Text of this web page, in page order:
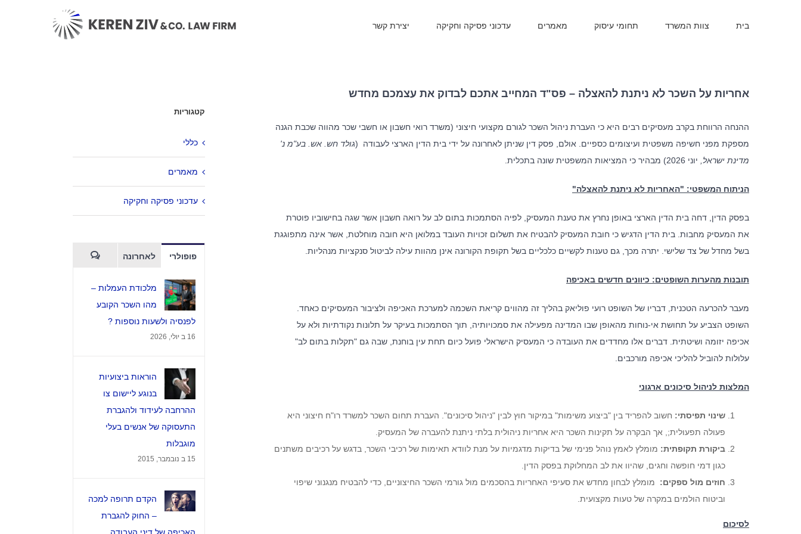
בית צוות המשרד תחומי עיסוק מאמרים עדכוני פסיקה וחקיקה יצירת קשר
אחריות על השכר לא ניתנת להאצלה – פס"ד המחייב אתכם לבדוק את עצמכם מחדש
ההנחה הרווחת בקרב מעסיקים רבים היא כי העברת ניהול השכר לגורם מקצועי חיצוני (משרד רואי חשבון או חשבי שכר מהווה שכבת הגנה
מספקת מפני חשיפה משפטית ועיצומים כספיים. אולם, פסק דין שניתן לאחרונה על ידי בית הדין הארצי לעבודה (גולד חש. אש. בע"מ נ'
מדינת ישראל,
יוני 2026) מבהיר כי המציאות המשפטית שונה בתכלית.
הניתוח המשפטי: "האחריות לא ניתנת להאצלה"
בפסק הדין, דחה בית הדין הארצי באופן נחרץ את טענת המעסיק, לפיה הסתמכות בתום לב על רואה חשבון אשר שגה בחישוביו פוטרת
את המעסיק מחבות. בית הדין הדגיש כי חובת המעסיק להבטיח את תשלום זכויות העובד במלואן היא חובה מוחלטת, אשר אינה מתפוגגת
בשל מחדל של צד שלישי. יתרה מכך, גם טענות לקשיים כלכליים בשל תקופת הקורונה אינן מהוות עילה לביטול סנקציות מנהליות.
תובנות מהערות השופטים: כיוונים חדשים באכיפה
מעבר להכרעה הטכנית, דבריו של השופט רועי פוליאק בהליך זה מהווים קריאת השכמה למערכת האכיפה ולציבור המעסיקים כאחד.
השופט הצביע על תחושת אי-נוחות מהאופן שבו המדינה מפעילה את סמכויותיה, תוך הסתמכות בעיקר על תלונות נקודתיות ולא על
אכיפה יזומה ושיטתית. דברים אלו מחדדים את העובדה כי המעסיק הישראלי פועל כיום תחת עין בוחנת, שבה גם "תקלות בתום לב"
עלולות להוביל להליכי אכיפה מורכבים.
המלצות לניהול סיכונים ארגוני
שינוי תפיסתי: חשוב להפריד בין "ביצוע משימות" במיקור חוץ לבין "ניהול סיכונים". העברת תחום השכר למשרד רו"ח חיצוני היא
פעולה תפעולית;, אך הבקרה על תקינות השכר היא אחריות ניהולית בלתי ניתנת להעברה של המעסיק.
ביקורת תקופתית: מומלץ לאמץ נוהל פנימי של בדיקות מדגמיות על מנת לוודא תאימות של רכיבי השכר, בדגש על רכיבים משתנים
כגון דמי חופשה וחגים, שהיוו את לב המחלוקת בפסק הדין.
חוזים מול ספקים: מומלץ לבחון מחדש את סעיפי האחריות בהסכמים מול גורמי השכר החיצוניים, כדי להבטיח מנגנוני שיפוי
וביטוח הולמים במקרה של טעות מקצועית.
לסיכום
קטגוריות
כללי
מאמרים
עדכוני פסיקה וחקיקה
פופולרי לאחרונה
מלכודת העמלות –
מהו השכר הקובע
לפנסיה ולשעות נוספות ?
16 ב יולי, 2026
הוראות ביצועיות
בנוגע ליישום צו
ההרחבה לעידוד ולהגברת
התעסוקה של אנשים בעלי
מוגבלות
15 ב נובמבר, 2015
הקדם תרופה למכה
– החוק להגברת
אודות המשרד
מגדל המוזיאון
ברקוביץ' 4, תל אביב